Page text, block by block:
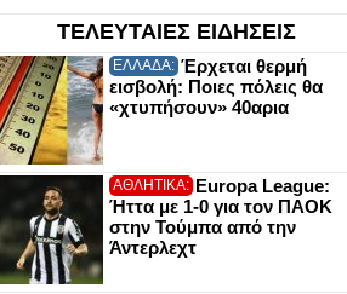
ΤΕΛΕΥΤΑΙΕΣ ΕΙΔΗΣΕΙΣ
ΕΛΛΑΔΑ: Έρχεται θερμή
εισβολή: Ποιες πόλεις θα
«χτυπήσουν» 40αρια
ΑΘΛΗΤΙΚΑ: Europa League:
Ήττα με 1-0 για τον ΠΑΟΚ
στην Τούμπα από την
Άντερλεχτ